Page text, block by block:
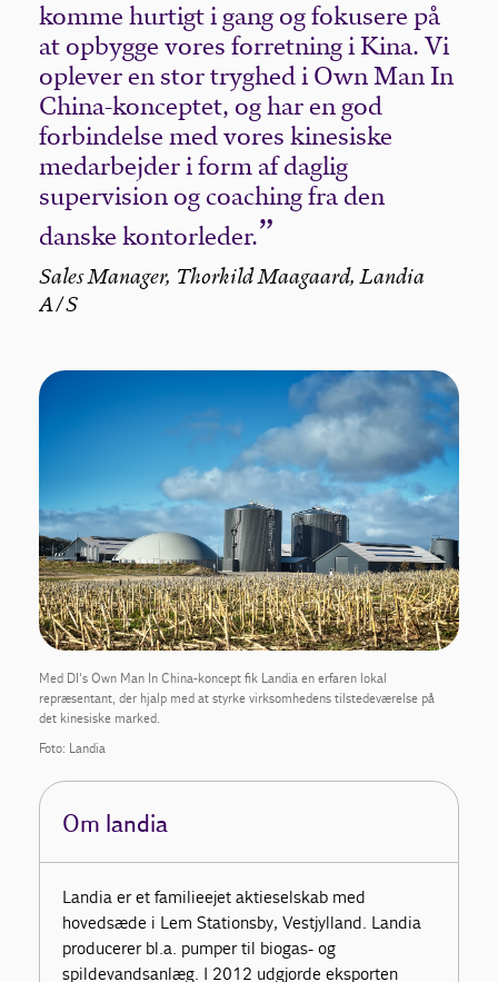
komme hurtigt i gang og fokusere på
at opbygge vores forretning i Kina. Vi
oplever en stor tryghed i Own Man In
China-konceptet, og har en god
forbindelse med vores kinesiske
medarbejder i form af daglig
supervision og coaching fra den
danske kontorleder.
Sales Manager, Thorkild Maagaard, Landia
A/S
Med DI's Own Man In China-koncept fik Landia en erfaren lokal
repræsentant, der hjalp med at styrke virksomhedens tilstedeværelse på
det kinesiske marked.
Foto: Landia
Om landia
Landia er et familieejet aktieselskab med
hovedsæde i Lem Stationsby, Vestjylland. Landia
producerer bl.a. pumper til biogas- og
spildevandsanlæg. I 2012 udgjorde eksporten